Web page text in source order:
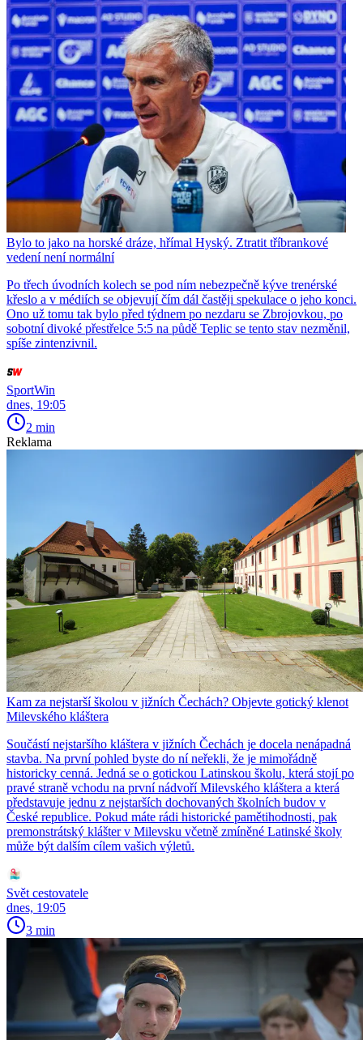
Bylo to jako na horské dráze, hřímal Hyský. Ztratit tříbrankové
vedení není normální
Po třech úvodních kolech se pod ním nebezpečně kýve trenérské
křeslo a v médiích se objevují čím dál častěji spekulace o jeho konci.
Ono už tomu tak bylo před týdnem po nezdaru se Zbrojovkou, po
sobotní divoké přestřelce 5:5 na půdě Teplic se tento stav nezměnil,
spíše zintenzivnil.
SportWin
dnes, 19:05
2 min
Reklama
Kam za nejstarší školou v jižních Čechách? Objevte gotický klenot
Milevského kláštera
Součástí nejstaršího kláštera v jižních Čechách je docela nenápadná
stavba. Na první pohled byste do ní neřekli, že je mimořádně
historicky cenná. Jedná se o gotickou Latinskou školu, která stojí po
pravé straně vchodu na první nádvoří Milevského kláštera a která
představuje jednu z nejstarších dochovaných školních budov v
České republice. Pokud máte rádi historické pamětihodnosti, pak
premonstrátský klášter v Milevsku včetně zmíněné Latinské školy
může být dalším cílem vašich výletů.
Svět cestovatele
dnes, 19:05
3 min